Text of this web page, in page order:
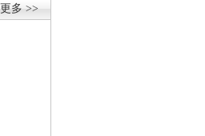
更多 >>